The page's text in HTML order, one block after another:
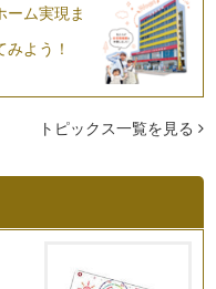
を先生に聞いていただい
…
のメッセージ
に習うと思いますが、音
…
るとき
ようなもので、そこに
ーム実現ま
よう！
トピックス一覧を見る